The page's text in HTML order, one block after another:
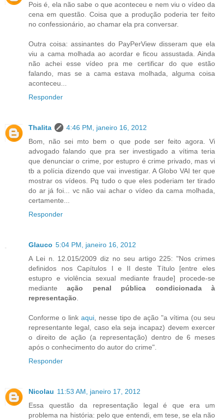
Pois é, ela não sabe o que aconteceu e nem viu o vídeo da
cena em questão. Coisa que a produção poderia ter feito
no confessionário, ao chamar ela pra conversar.
Outra coisa: assinantes do PayPerView disseram que ela
viu a cama molhada ao acordar e ficou assustada. Ainda
não achei esse vídeo pra me certificar do que estão
falando, mas se a cama estava molhada, alguma coisa
aconteceu...
Responder
Thalita
4:46 PM, janeiro 16, 2012
Bom, não sei mto bem o que pode ser feito agora. Vi
advogado falando que pra ser investigado a vítima teria
que denunciar o crime, por estupro é crime privado, mas vi
tb a polícia dizendo que vai investigar. A Globo VAI ter que
mostrar os vídeos. Pq tudo o que eles poderiam ter tirado
do ar já foi... vc não vai achar o vídeo da cama molhada,
certamente...
Responder
Glauco 5:04 PM, janeiro 16, 2012
A Lei n. 12.015/2009 diz no seu artigo 225: "Nos crimes
definidos nos Capítulos I e II deste Título [entre eles
estupro e violência sexual mediante fraude] procede-se
medianteação penal pública condicionada à
representação
Conforme o link aqui, nesse tipo de ação "a vítima (ou seu
representante legal, caso ela seja incapaz) devem exercer
o direito de ação (a representação) dentro de 6 meses
após o conhecimento do autor do crime".
Responder
Nicolau 11:53 AM, janeiro 17, 2012
Essa questão da representação legal é que era um
problema na história: pelo que entendi, em tese, se ela não